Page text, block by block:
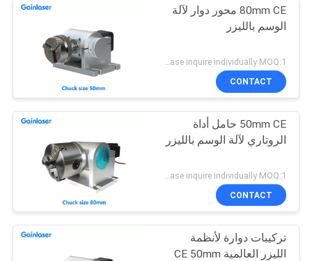
جولة
المعمل
مراقبة
الجودة
اتصل
اطلب
آلة التعليم بالليزر
نظام الوسم بالليزر
الطائر بالأشعة فوق
البنفسجية
15
80mm CE محور دوار لآلة
الوسم بالليزر
CONTACT
50mm CE حامل أداة
الروتاري لآلة الوسم بالليزر
CONTACT
تركيبات دوارة لأنظمة
الليزر العالمية CE 50mm